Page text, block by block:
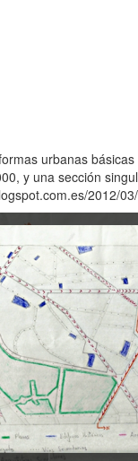
urbanas
y una sección
2012/